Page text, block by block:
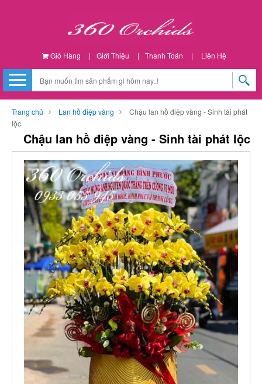
Giỏ Hàng | Giới Thiệu | Thanh Toán | Liên Hệ
Trang chủ Lan hồ điệp vàng
Chậu lan hồ điệp vàng - Sinh tài phát
lộc
Chậu lan hồ điệp vàng - Sinh tài phát lộc